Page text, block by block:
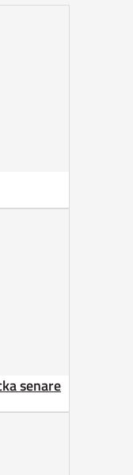
senare